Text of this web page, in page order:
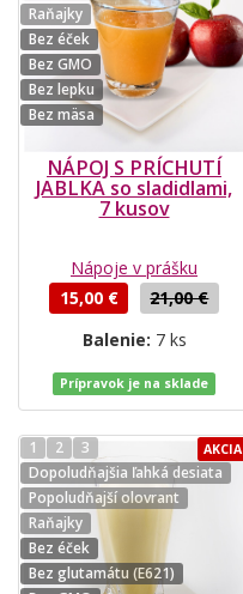
Raňajky
Bez éček
Bez GMO
Bez lepku
Bez mäsa
NÁPOJ S PRÍCHUTÍ
JABLKA so sladidlami,
7 kusov
Nápoje v prášku
15,00 €
21,00 €
Balenie: 7 ks
Prípravok je na sklade
1 2
3
Dopoludňajšia ľahká desiata
Popoludňajší olovrant
Raňajky
Bez éček
Bez glutamátu (E621)
AKCIA